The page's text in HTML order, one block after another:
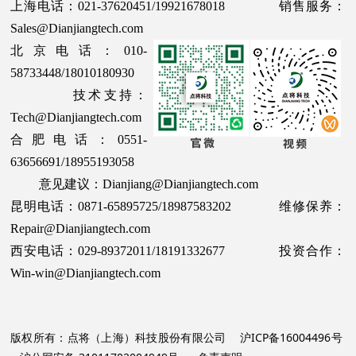
上海电话：021-37620451/19921678018 销售服务：
Sales@Dianjiangtech.com
北京电话：010-
58733448/18010180930
技术支持：
Tech@Dianjiangtech.com
合肥电话：0551-
63656691/18955193058
意见建议：Dianjiang@Dianjiangtech.com
昆明电话：0871-65895725/18987583202 维修保养：
Repair@Dianjiangtech.com
西安电话：029-89372011/18191332677 投资合作：
Win-win@Dianjiangtech.com
版权所有：点将（上海）科技股份有限公司 沪ICP备16004496号